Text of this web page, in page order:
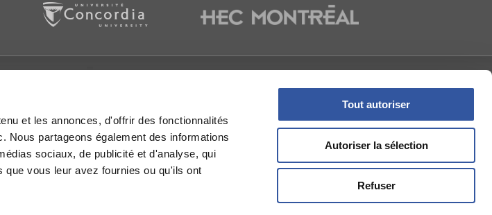
et les annonces, d'offrir des fonctionnalités
Nous partageons également des informations
sociaux, de publicité et d'analyse, qui
vous leur avez fournies ou qu'ils ont
Tout autoriser
Autoriser la sélection
Refuser
les médias
et avis